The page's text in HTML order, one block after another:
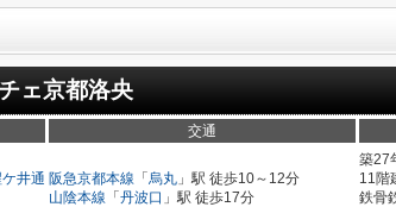
ェ京都洛央
交通
井通 阪急京都本線 「 烏丸 」駅 徒歩10～12分
山陰本線 「 丹波口 」駅 徒歩17分
築27
11階
鉄骨